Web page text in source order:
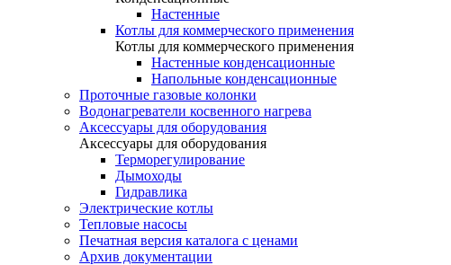
Настенные
Котлы для коммерческого применения
Котлы для коммерческого применения
Настенные конденсационные
Напольные конденсационные
Проточные газовые колонки
Водонагреватели косвенного нагрева
Аксессуары для оборудования
Аксессуары для оборудования
Терморегулирование
Дымоходы
Гидравлика
Электрические котлы
Тепловые насосы
Печатная версия каталога с ценами
Архив документации